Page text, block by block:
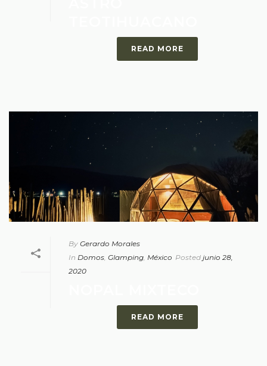
READ MORE
By Gerardo Morales
In Domos Glamping México Posted junio 28,
2020
READ MORE